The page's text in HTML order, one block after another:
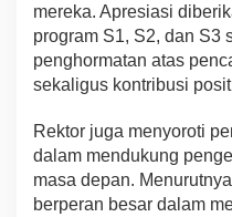
mereka. Apresiasi
program S1, S2, dan S3
penghormatan atas penc
sekaligus kontribusi p
Rektor juga menyoroti
dalam mendukung penge
masa depan.
berperan besar dalam